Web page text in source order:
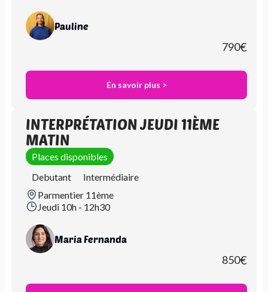
Pauline
790€
En savoir plus >
INTERPRÉTATION JEUDI 11ÈME
MATIN
Places disponibles
Debutant
Intermédiaire
Parmentier 11ème
Jeudi 10h - 12h30
Maria Fernanda
850€